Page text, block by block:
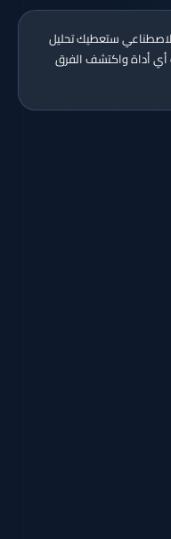
ستعطيك تحليل
أداة واكتشف الفرق